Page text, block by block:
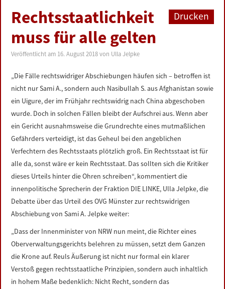
BUNDESTAG
PRESSE
ZUR PERSON
LINKS
DATENSCHUTZERKLÄRUNG
IMPRESSUM
Drucken
Rechtsstaatlichkeit
muss für alle gelten
Veröffentlicht am 16. August 2018 von Ulla Jelpke
„Die Fälle rechtswidriger Abschiebungen häufen sich – betroffen ist
nicht nur Sami A., sondern auch Nasibullah S. aus Afghanistan sowie
ein Uigure, der im Frühjahr rechtswidrig nach China abgeschoben
wurde. Doch in solchen Fällen bleibt der Aufschrei aus. Wenn aber
ein Gericht ausnahmsweise die Grundrechte eines mutmaßlichen
Gefährders verteidigt, ist das Geheul bei den angeblichen
Verfechtern des Rechtsstaats plötzlich groß. Ein Rechtsstaat ist für
alle da, sonst wäre er kein Rechtsstaat. Das sollten sich die Kritiker
dieses Urteils hinter die Ohren schreiben“, kommentiert die
innenpolitische Sprecherin der Fraktion DIE LINKE, Ulla Jelpke, die
Debatte über das Urteil des OVG Münster zur rechtswidrigen
Abschiebung von Sami A. Jelpke weiter:
„Dass der Innenminister von NRW nun meint, die Richter eines
Oberverwaltungsgerichts belehren zu müssen, setzt dem Ganzen
die Krone auf. Reuls Äußerung ist nicht nur formal ein klarer
Verstoß gegen rechtsstaatliche Prinzipien, sondern auch inhaltlich
in hohem Maße bedenklich: Nicht Recht, sondern das